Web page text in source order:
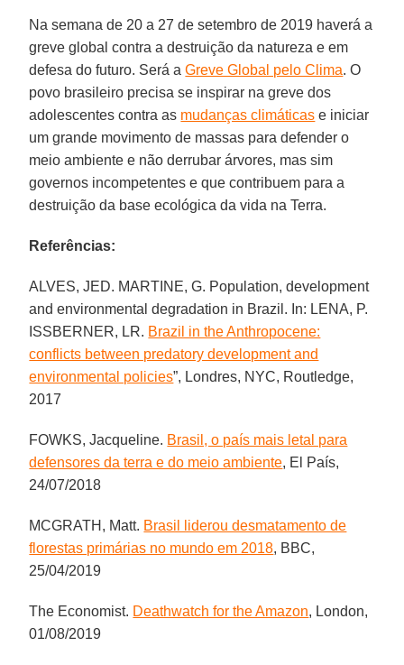
Na semana de 20 a 27 de setembro de 2019 haverá a
greve global contra a destruição da natureza e em
defesa do futuro. Será aGreve Global pelo Clima. O
povo brasileiro precisa se inspirar na greve dos
adolescentes contra as mudanças climáticas e iniciar
um grande movimento de massas para defender o
meio ambiente e não derrubar árvores, mas sim
governos incompetentes e que contribuem para a
destruição da base ecológica da vida na Terra.
Referências:
ALVES, JED. MARTINE, G. Population, development
and environmental degradation in Brazil. In: LENA, P.
ISSBERNER, LR. Brazil in the Anthropocene:
conflicts between predatory development and
environmental policies”, Londres, NYC, Routledge,
2017
FOWKS, Jacqueline. Brasil, o país mais letal para
defensores da terra e do meio ambiente, El País,
24/07/2018
MCGRATH, Matt. Brasil liderou desmatamento de
florestas primárias no mundo em 2018, BBC,
25/04/2019
The Economist. Deathwatch for the Amazon, London,
01/08/2019